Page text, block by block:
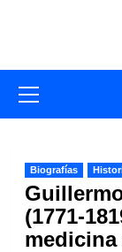
primario
Biografías
(1771-